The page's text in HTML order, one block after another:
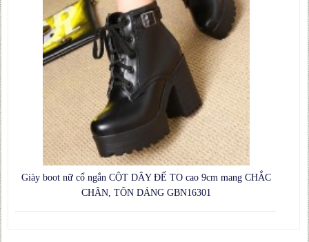
Giày boot nữ cổ ngắn CỘT DÂY ĐẾ TO cao 9cm mang CHẮC
CHÂN, TÔN DÁNG GBN16301